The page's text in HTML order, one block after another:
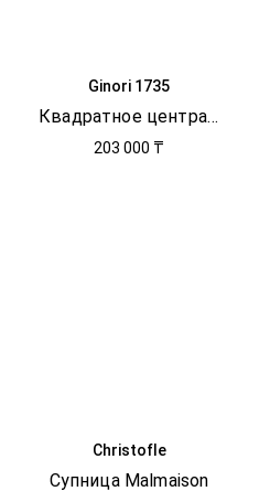
Ginori 1735
Квадратное центральное блюдо
203 000 ₸
Christofle
Супница Malmaison